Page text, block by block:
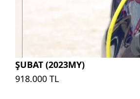
ŞUBAT (2023MY)
918.000 TL